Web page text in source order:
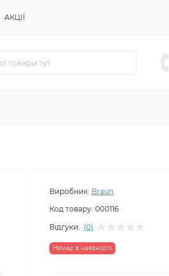
АКЦІЇ
Виробник: Braun
Код товару: 000116
Відгуки: (0)
Немає в наявності